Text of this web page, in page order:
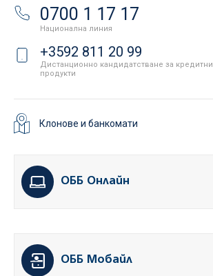
0700 1 17 17
Национална линия
+3592 811 20 99
Дистанционно кандидатстване за кредитни
продукти
Клонове и банкомати
ОББ Онлайн
ОББ Мобайл